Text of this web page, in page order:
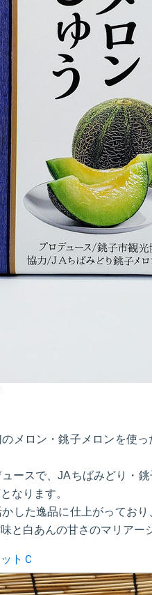
メロン・銚子メロンを使
ースで、JAちばみどり・
なります。
した逸品に仕上がってお
と白あんの甘さのマリアー
トＣ